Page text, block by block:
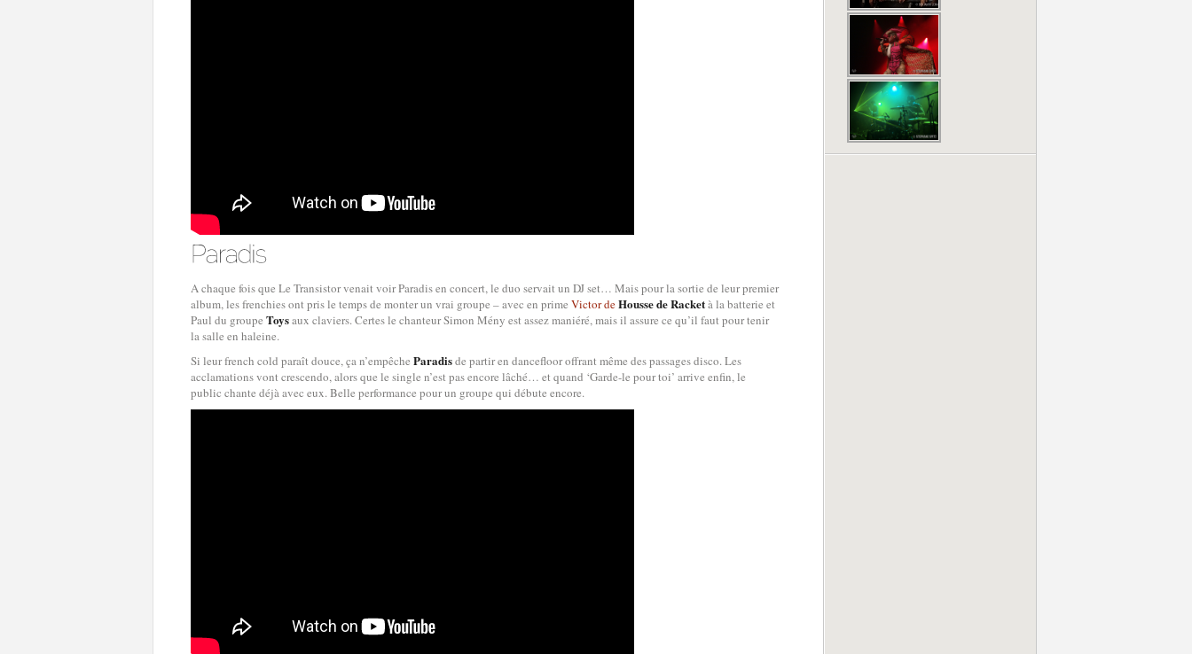
A chaque fois que Le Transistor venait voir Paradis en concert, le duo servait un DJ set… Mais pour la sortie de leur premier
album, les frenchies ont pris le temps de monter un vrai groupe – avec en prime Victor deHousse de Racketà la batterie et
Paul du groupe Toysaux claviers. Certes le chanteur Simon Mény est assez maniéré, mais il assure ce qu’il faut pour tenir
la salle en haleine.
Si leur french cold paraît douce, ça n’empêche Paradisde partir en dancefloor offrant même des passages disco. Les
acclamations vont crescendo, alors que le single n’est pas encore lâché… et quand ‘Garde-le pour toi’ arrive enfin, le
public chante déjà avec eux. Belle performance pour un groupe qui débute encore.